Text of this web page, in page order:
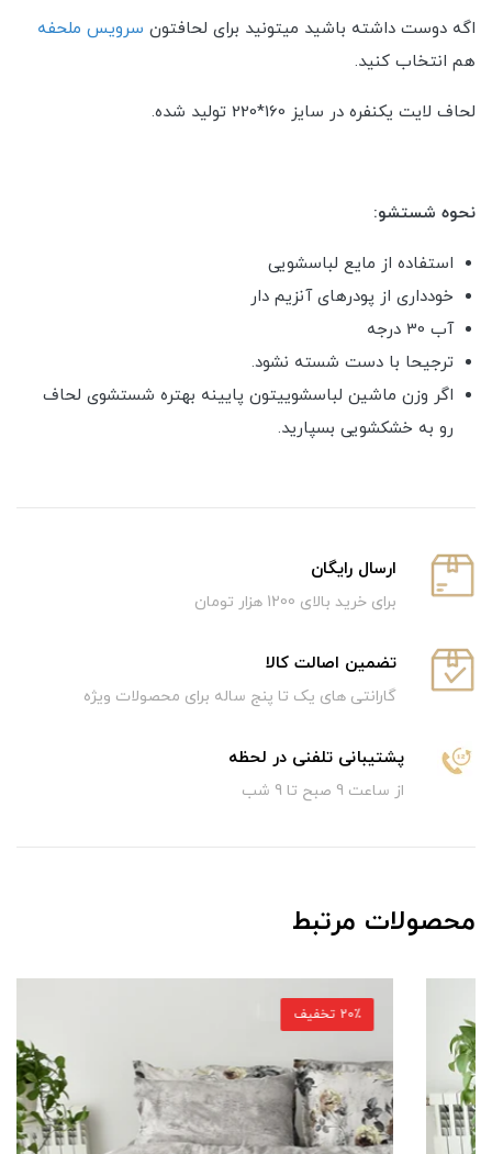
اگه دوست داشته باشید میتونید برای لحافتون سرویس ملحفه
هم انتخاب کنید.
لحاف لایت یکنفره در سایز 160*220 تولید شده.
نحوه شستشو:
استفاده از مایع لباسشویی
خودداری از پودرهای آنزیم دار
آب 30 درجه
ترجیحا با دست شسته نشود.
اگر وزن ماشین لباسشوییتون پایینه بهتره شستشوی لحاف
رو به خشکشویی بسپارید.
ارسال رایگان
برای خرید بالای 1200 هزار تومان
تضمین اصالت کالا
گارانتی های یک تا پنج ساله برای محصولات ویژه
پشتیبانی تلفنی در لحظه
از ساعت 9 صبح تا 9 شب
محصولات مرتبط